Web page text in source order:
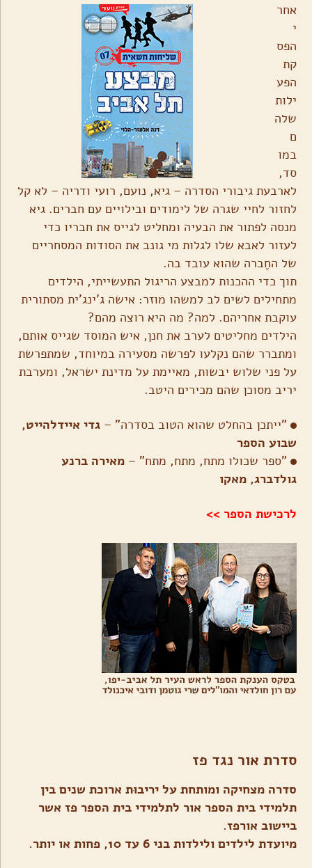
אחר
י
הפס
קת
הפע
ילות
שלה
ם
במו
סד,
לארבעת גיבורי הסדרה – גיא, נועם, רועי ודריה – לא קל
לחזור לחיי שגרה של לימודים ובילויים עם חברים. גיא
מנסה לפתור את הבעיה ומחליט לגייס את חבריו כדי
לעזור לאבא שלו לגלות מי גונב את הסודות המסחריים
של החֶברה שהוא עובד בה.
תוך כדי ההכנות למבצע הריגול התעשייתי, הילדים
מתחילים לשים לב למשהו מוזר: אישה ג'ינג'ית מסתורית
עוקבת אחריהם. למה? מה היא רוצה מהם?
הילדים מחליטים לערב את חנן, איש המוסד שגייס אותם,
ומתברר שהם נקלעו לפרשה מסעירה במיוחד, שמתפרשת
על פני שלוש יבשות, מאיימת על מדינת ישראל, ומערבת
יריב מסוכן שהם מכירים היטב.
"ייתכן בהחלט שהוא הטוב בסדרה" –גדי איידלהייט,
שבוע הספר
"ספר שכולו מתח, מתח, מתח" –מאירה ברנע
גולדברג, מאקו
לרכישת הספר >>
סדרת אור נגד פז
סדרה מצחיקה ומותחת על יריבוּת ארוכת שנים בין
תלמידי בית הספר אור לתלמידי בית הספר פז אשר
ביישוב אורפז.
מיועדת לילדים ולילדות בני 6 עד 10, פחות או יותר.